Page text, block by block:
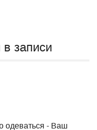
записи
одеваться - Ваш